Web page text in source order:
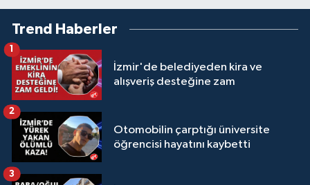
Trend Haberler
İzmir'de belediyeden kira ve
alışveriş desteğine zam
1
Otomobilin çarptığı üniversite
öğrencisi hayatını kaybetti
2
3